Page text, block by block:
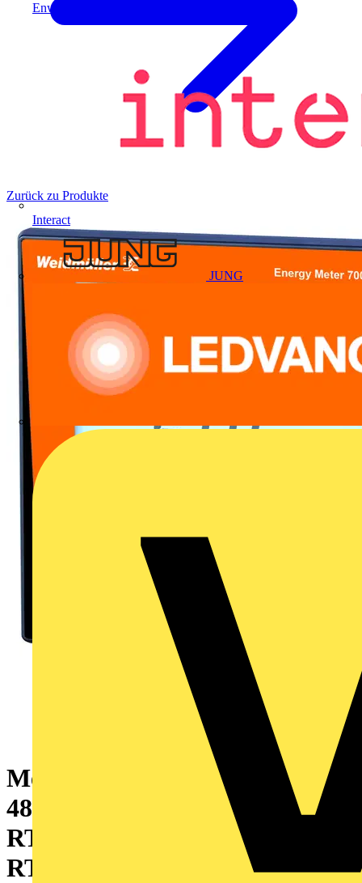
Enwitec
Interact
JUNG
Zurück zu Produkte
Messgerät elektrische Größen,
480 V, PROFINET, Modbus
RTU, Modbus TCP/IP, Modbus
RTU over Ethernet, SNMP